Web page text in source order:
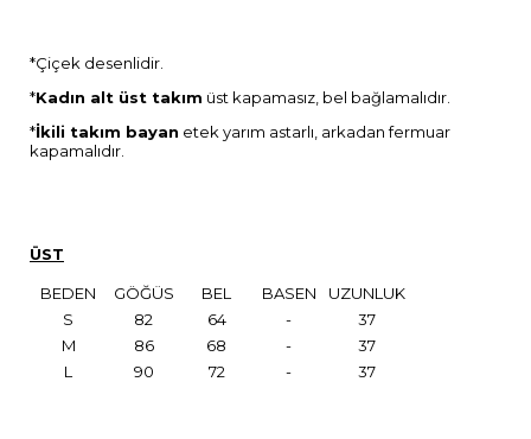
*Çiçek desenlidir.
*Kadın alt üst takım üst kapamasız, bel bağlamalıdır.
*İkili takım bayan etek yarım astarlı, arkadan fermuar
kapamalıdır.
ÜST
BEDEN GÖĞÜS BEL BASEN
UZUNLUK
S
82 64 -
37
M
86 68 -
37
L
90 72 - 37